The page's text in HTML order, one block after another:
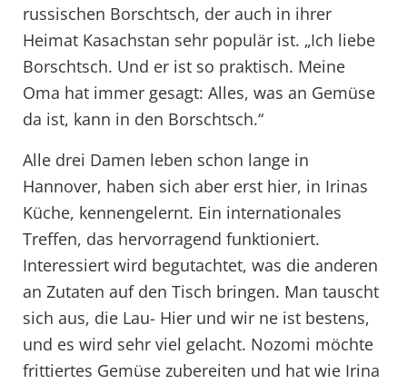
russischen Borschtsch, der auch in ihrer
Heimat Kasachstan sehr populär ist. „Ich liebe
Borschtsch. Und er ist so praktisch. Meine
Oma hat immer gesagt: Alles, was an Gemüse
da ist, kann in den Borschtsch.“
Alle drei Damen leben schon lange in
Hannover, haben sich aber erst hier, in Irinas
Küche, kennengelernt. Ein internationales
Treffen, das hervorragend funktioniert.
Interessiert wird begutachtet, was die anderen
an Zutaten auf den Tisch bringen. Man tauscht
sich aus, die Lau- Hier und wir ne ist bestens,
und es wird sehr viel gelacht. Nozomi möchte
frittiertes Gemüse zubereiten und hat wie Irina